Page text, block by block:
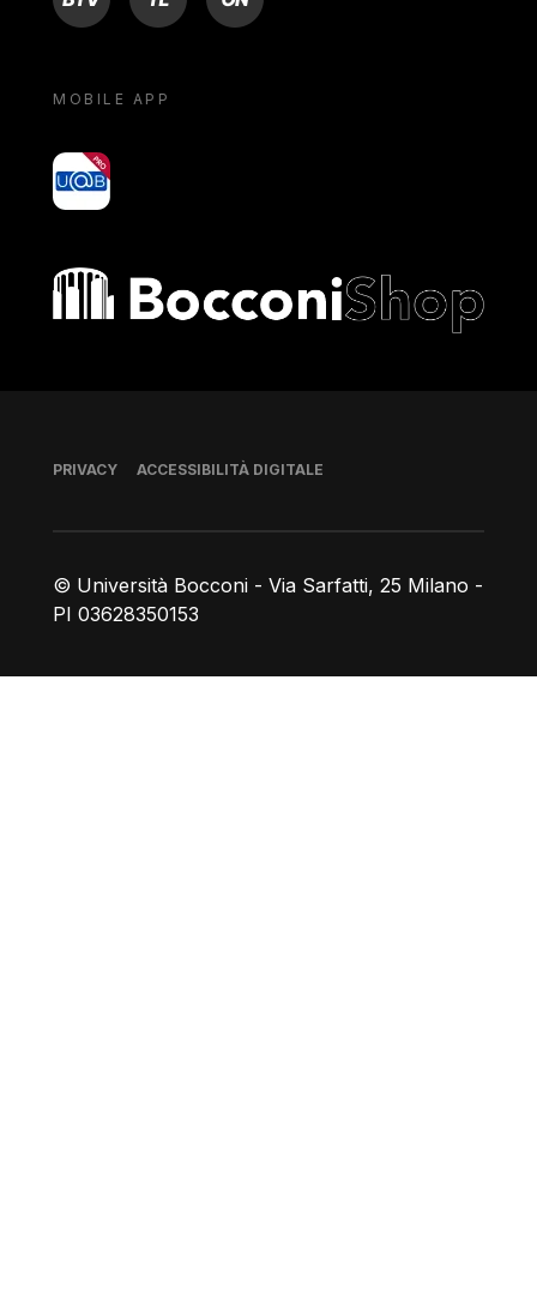
MOBILE APP
yoU@B
Bocconi shop
© Università Bocconi - Via Sarfatti, 25 Milano -
PI 03628350153
Piè di pagina
PRIVACY ACCESSIBILITÀ DIGITALE